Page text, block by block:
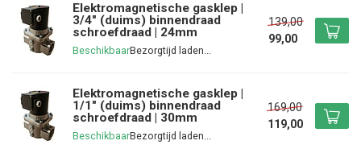
Elektromagnetische gasklep |
3/4" (duims) binnendraad
schroefdraad | 24mm
Beschikbaar
139,00
99,00
Elektromagnetische gasklep |
1/1" (duims) binnendraad
schroefdraad | 30mm
Beschikbaar
169,00
119,00